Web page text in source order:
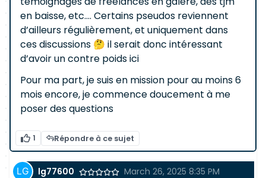
en baisse, etc…. Certains pseudos reviennent
d’ailleurs régulièrement, et uniquement dans
ces discussions 🤔 il serait donc intéressant
d’avoir un contre poids ici
Pour ma part, je suis en mission pour au moins 6
mois encore, je commence doucement à me
poser des questions
1 Répondre à ce sujet
lg77600 March 26, 2025 8:35 PM